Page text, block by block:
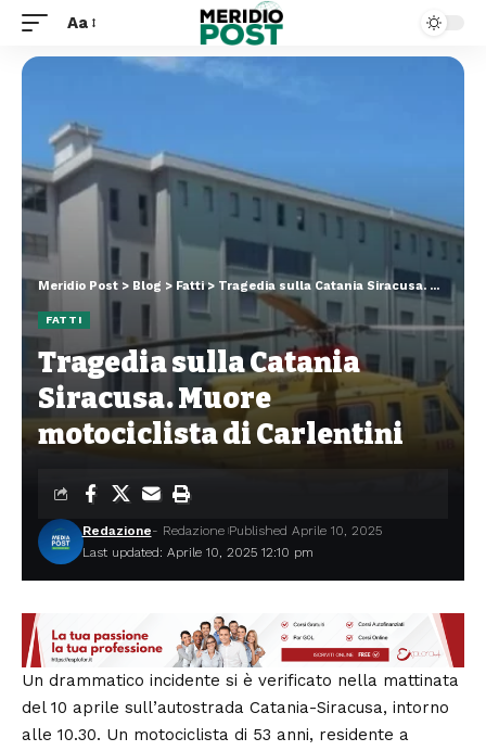
Aa
Meridio Post > Blog > Fatti> Tragedia sulla Catania Siracusa. Muore motociclista di Carlentini
FATTI
Tragedia sulla Catania
Siracusa. Muore
motociclista di Carlentini
Last updated: Aprile 10, 2025 12:10 pm
Redazione- Redazione Published Aprile 10, 2025
Un drammatico incidente si è verificato nella mattinata
del 10 aprile sull’autostrada Catania-Siracusa, intorno
alle 10.30. Un motociclista di 53 anni, residente a